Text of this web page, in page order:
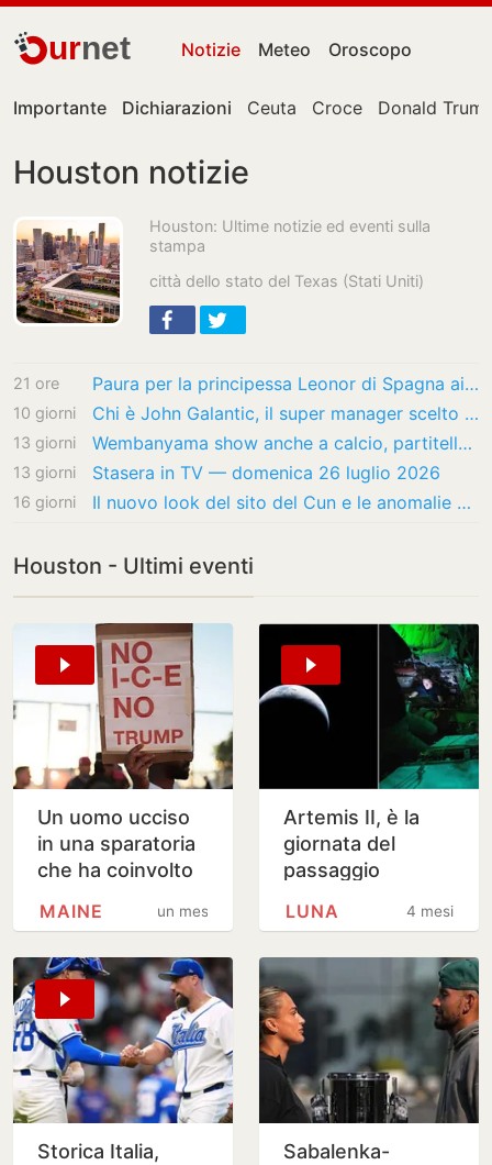
urnet Notizie Meteo Oroscopo
Importante Dichiarazioni Ceuta Croce Donald
Houston notizie
Houston: Ultime notizie ed eventi sulla
stampa
città dello stato del Texas (Stati Uniti)
21 ore Paura per la principessa Leonor di Spagna ai Mondiali, arrestato un uomo
10 giorni Chi è John Galantic, il super manager scelto da Friedkin alla guida della Roma
13 giorni Wembanyama show anche a calcio, partitella e numeri in Texas
13 giorni Stasera in TV — domenica 26 luglio 2026
16 giorni Il nuovo look del sito del Cun e le anomalie delle missioni lunari della Nasa
Houston - Ultimi eventi
Un uomo ucciso
in una sparatoria
che ha coinvolto
Maine
un mese
MAINE
Artemis II, è la
giornata del
passaggio
Luna
4 mesi
LUNA
Storica Italia,
Sabalenka-